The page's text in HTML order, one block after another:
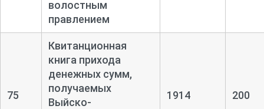
волостным
правлением
75
Квитанционная
книга прихода
денежных сумм,
получаемых
Выйско-
1914 200